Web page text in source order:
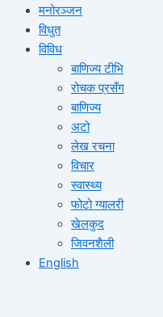
मनोरञ्जन
विधुत
विविध
बाणिज्य टीभि
रोचक प्रसँग
बाणिज्य
अटो
लेख रचना
विचार
स्वास्थ्य
फोटो ग्यालरी
खेलकुद
जिवनशैली
English